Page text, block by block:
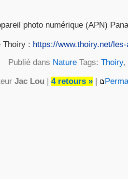
photo numérique (APN)
Thoiry : https://www.thoiry.net/
Publié dans Nature Tags: Thoiry,
Jac Lou |4 retours » |